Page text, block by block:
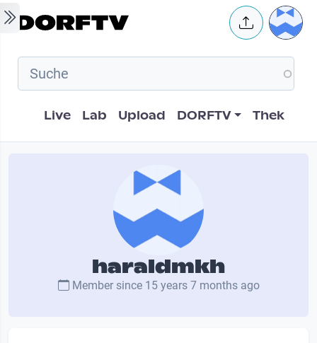
Skip to main content User
Hauptnavigation
Live Lab Upload DORFTV Thek
haraldmkh
Member since 15 years 7 months ago